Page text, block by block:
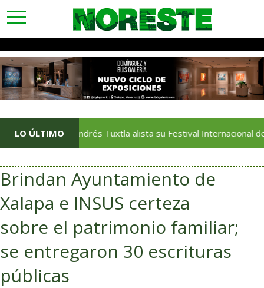
toggle
navigation
LO ÚLTIMO
San Andrés Tuxtla alista su Festival Internacional de Globos
Brindan Ayuntamiento de
Xalapa e INSUS certeza
sobre el patrimonio familiar;
se entregaron 30 escrituras
públicas